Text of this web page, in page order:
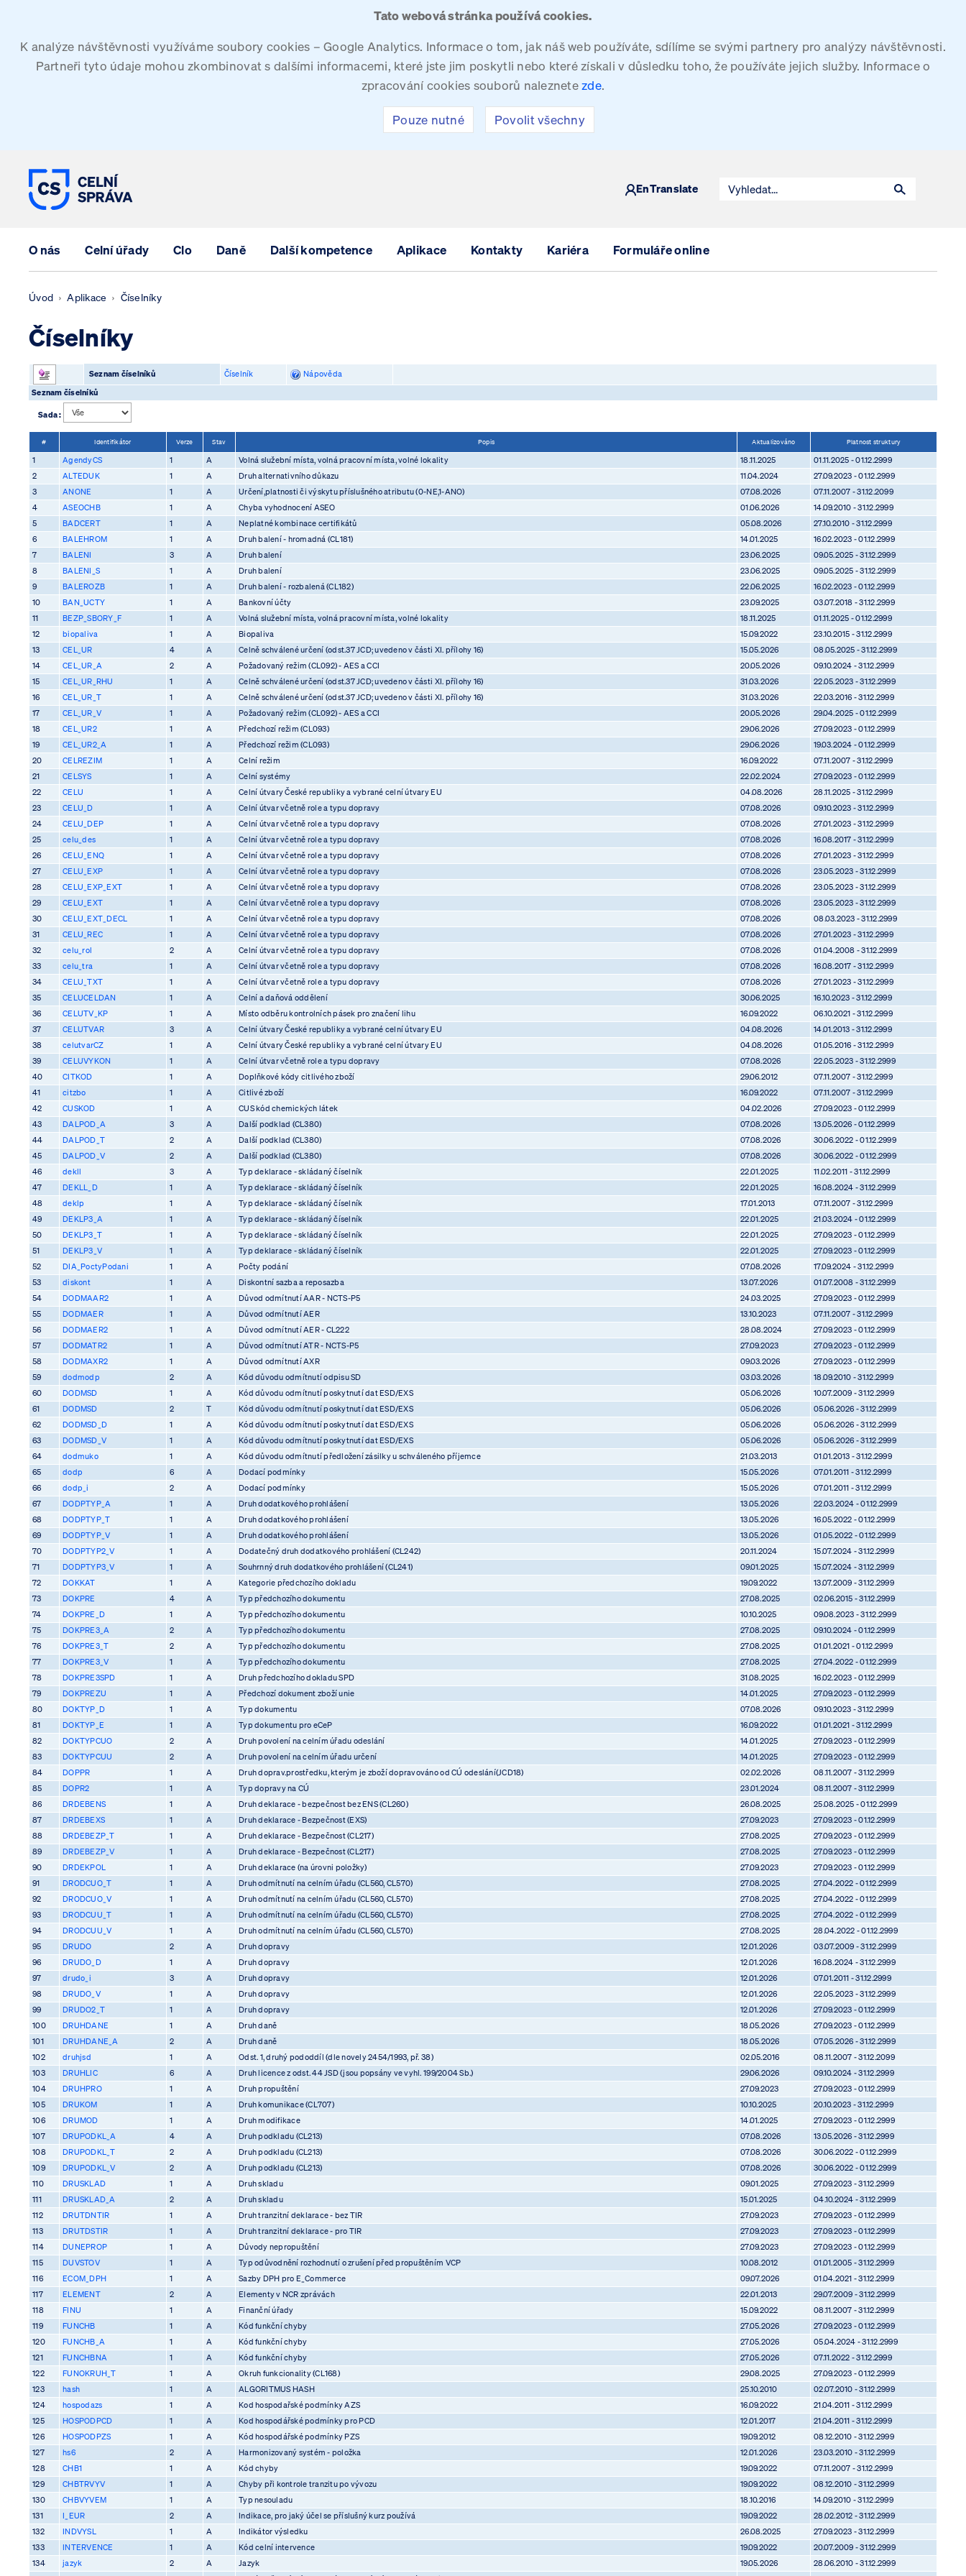
Tato webová stránka používá cookies.
K analýze návštěvnosti využíváme soubory cookies – Google Analytics. Informace o tom, jak náš web používáte, sdílíme se svými partnery pro analýzy návštěvnosti.
Partneři tyto údaje mohou zkombinovat s dalšími informacemi, které jste jim poskytli nebo které získali v důsledku toho, že používáte jejich služby. Informace o
zpracování cookies souborů naleznetezde.
Pouze nutné Povolit všechny
EnTranslate
O nás Celní úřady Clo Daně Další kompetence Aplikace Kontakty Kariéra Formuláře online
Úvod Aplikace Číselníky
Číselníky
Seznam číselníků Číselník
Nápověda
Seznam číselníků
Sada :
# Identifikátor Verze Stav Popis Aktualizováno Platnost struktury
1 AgendyCS 1 A Volná služební místa, volná pracovní místa, volné lokality 18.11.2025
01.11.2025 - 01.12.2999
2
ALTEDUK 1 A Druh alternativního důkazu 11.04.2024
27.09.2023 - 01.12.2999
3
ANONE 1 A Určení,platnosti či výskytu příslušného atributu (0-NE,1-ANO) 07.08.2026
07.11.2007 - 31.12.2099
4
ASEOCHB 1 A Chyba vyhodnocení ASEO 01.06.2026
14.09.2010 - 31.12.2999
5
BADCERT 1 A Neplatné kombinace certifikátů 05.08.2026
27.10.2010 - 31.12.2999
6
BALEHROM 1 A Druh balení - hromadná (CL181) 14.01.2025
16.02.2023 - 01.12.2999
7
BALENI 3 A Druh balení 23.06.2025
09.05.2025 - 31.12.2999
8
BALENI_S 1 A Druh balení 23.06.2025
09.05.2025 - 31.12.2999
9
BALEROZB 1 A Druh balení - rozbalená (CL182) 22.06.2025
16.02.2023 - 01.12.2999
10
BAN_UCTY 1 A Bankovní účty 23.09.2025
03.07.2018 - 31.12.2999
11
BEZP_SBORY_F 1 A Volná služební místa, volná pracovní místa, volné lokality 18.11.2025
01.11.2025 - 01.12.2999
12
biopaliva 1 A Biopaliva 15.09.2022
23.10.2015 - 31.12.2999
13
CEL_UR 4 A Celně schválené určení (odst.37 JCD; uvedeno v části XI. přílohy 16) 15.05.2026
08.05.2025 - 31.12.2999
14
CEL_UR_A 2 A Požadovaný režim (CL092) - AES a CCI 20.05.2026
09.10.2024 - 31.12.2999
15
CEL_UR_RHU 1 A Celně schválené určení (odst.37 JCD; uvedeno v části XI. přílohy 16) 31.03.2026
22.05.2023 - 31.12.2999
16
CEL_UR_T 1 A Celně schválené určení (odst.37 JCD; uvedeno v části XI. přílohy 16) 31.03.2026
22.03.2016 - 31.12.2999
17
CEL_UR_V 1 A Požadovaný režim (CL092) - AES a CCI 20.05.2026
29.04.2025 - 01.12.2999
18
CEL_UR2 1 A Předchozí režim (CL093) 29.06.2026
27.09.2023 - 01.12.2999
19
CEL_UR2_A 1 A Předchozí režim (CL093) 29.06.2026
19.03.2024 - 01.12.2999
20
CELREZIM 1 A Celní režim 16.09.2022
07.11.2007 - 31.12.2999
21
CELSYS 1 A Celní systémy 22.02.2024
27.09.2023 - 01.12.2999
22
CELU 1 A Celní útvary České republiky a vybrané celní útvary EU 04.08.2026
28.11.2025 - 31.12.2999
23
CELU_D 1 A Celní útvar včetně role a typu dopravy 07.08.2026
09.10.2023 - 31.12.2999
24
CELU_DEP 1 A Celní útvar včetně role a typu dopravy 07.08.2026
27.01.2023 - 31.12.2999
25
celu_des 1 A Celní útvar včetně role a typu dopravy 07.08.2026
16.08.2017 - 31.12.2999
26
CELU_ENQ 1 A Celní útvar včetně role a typu dopravy 07.08.2026
27.01.2023 - 31.12.2999
27
CELU_EXP 1 A Celní útvar včetně role a typu dopravy 07.08.2026
23.05.2023 - 31.12.2999
28
CELU_EXP_EXT 1 A Celní útvar včetně role a typu dopravy 07.08.2026
23.05.2023 - 31.12.2999
29
CELU_EXT 1 A Celní útvar včetně role a typu dopravy 07.08.2026
23.05.2023 - 31.12.2999
30
CELU_EXT_DECL 1 A Celní útvar včetně role a typu dopravy 07.08.2026
08.03.2023 - 31.12.2999
31
CELU_REC 1 A Celní útvar včetně role a typu dopravy 07.08.2026
27.01.2023 - 31.12.2999
32
celu_rol 2 A Celní útvar včetně role a typu dopravy 07.08.2026
01.04.2008 - 31.12.2999
33
celu_tra 1 A Celní útvar včetně role a typu dopravy 07.08.2026
16.08.2017 - 31.12.2999
34
CELU_TXT 1 A Celní útvar včetně role a typu dopravy 07.08.2026
27.01.2023 - 31.12.2999
35
CELUCELDAN 1 A Celní a daňová oddělení 30.06.2025
16.10.2023 - 31.12.2999
36
CELUTV_KP 1 A Místo odběru kontrolních pásek pro značení lihu 16.09.2022
06.10.2021 - 31.12.2999
37
CELUTVAR 3 A Celní útvary České republiky a vybrané celní útvary EU 04.08.2026
14.01.2013 - 31.12.2999
38
celutvarCZ 1 A Celní útvary České republiky a vybrané celní útvary EU 04.08.2026
01.05.2016 - 31.12.2999
39
CELUVYKON 1 A Celní útvar včetně role a typu dopravy 07.08.2026
22.05.2023 - 31.12.2999
40
CITKOD 1 A Doplňkové kódy citlivého zboží 29.06.2012
07.11.2007 - 31.12.2999
41
citzbo 1 A Citlivé zboží 16.09.2022
07.11.2007 - 31.12.2999
42
CUSKOD 1 A CUS kód chemických látek 04.02.2026
27.09.2023 - 01.12.2999
43
DALPOD_A 3 A Další podklad (CL380) 07.08.2026
13.05.2026 - 01.12.2999
44
DALPOD_T 2 A Další podklad (CL380) 07.08.2026
30.06.2022 - 01.12.2999
45
DALPOD_V 2 A Další podklad (CL380) 07.08.2026
30.06.2022 - 01.12.2999
46
dekll 3 A Typ deklarace - skládaný číselník 22.01.2025
11.02.2011 - 31.12.2999
47
DEKLL_D 1 A Typ deklarace - skládaný číselník 22.01.2025
16.08.2024 - 31.12.2999
48
deklp 1 A Typ deklarace - skládaný číselník 17.01.2013
07.11.2007 - 31.12.2999
49
DEKLP3_A 1 A Typ deklarace - skládaný číselník 22.01.2025
21.03.2024 - 01.12.2999
50
DEKLP3_T 1 A Typ deklarace - skládaný číselník 22.01.2025
27.09.2023 - 01.12.2999
51
DEKLP3_V 1 A Typ deklarace - skládaný číselník 22.01.2025
27.09.2023 - 01.12.2999
52
DIA_PoctyPodani 1 A Počty podání 07.08.2026
17.09.2024 - 31.12.2999
53
diskont 1 A Diskontní sazba a reposazba 13.07.2026
01.07.2008 - 31.12.2999
54
DODMAAR2 1 A Důvod odmítnutí AAR - NCTS-P5 24.03.2025
27.09.2023 - 01.12.2999
55
DODMAER 1 A Důvod odmítnutí AER 13.10.2023
07.11.2007 - 31.12.2999
56
DODMAER2 1 A Důvod odmítnutí AER - CL222 28.08.2024
27.09.2023 - 01.12.2999
57
DODMATR2 1 A Důvod odmítnutí ATR - NCTS-P5 27.09.2023
27.09.2023 - 01.12.2999
58
DODMAXR2 1 A Důvod odmítnutí AXR 09.03.2026
27.09.2023 - 01.12.2999
59
dodmodp 2 A Kód důvodu odmítnutí odpisu SD 03.03.2026
18.09.2010 - 31.12.2999
60
DODMSD 1 A Kód důvodu odmítnutí poskytnutí dat ESD/EXS 05.06.2026
10.07.2009 - 31.12.2999
61
DODMSD 2 T Kód důvodu odmítnutí poskytnutí dat ESD/EXS 05.06.2026
05.06.2026 - 31.12.2999
62
DODMSD_D 1 A Kód důvodu odmítnutí poskytnutí dat ESD/EXS 05.06.2026
05.06.2026 - 31.12.2999
63
DODMSD_V 1 A Kód důvodu odmítnutí poskytnutí dat ESD/EXS 05.06.2026
05.06.2026 - 31.12.2999
64
dodmuko 1 A Kód důvodu odmítnutí předložení zásilky u schváleného příjemce 21.03.2013
01.01.2013 - 31.12.2999
65
dodp 6 A Dodací podmínky 15.05.2026
07.01.2011 - 31.12.2999
66
dodp_i 2 A Dodací podmínky 15.05.2026
07.01.2011 - 31.12.2999
67
DODPTYP_A 1 A Druh dodatkového prohlášení 13.05.2026
22.03.2024 - 01.12.2999
68
DODPTYP_T 1 A Druh dodatkového prohlášení 13.05.2026
16.05.2022 - 01.12.2999
69
DODPTYP_V 1 A Druh dodatkového prohlášení 13.05.2026
01.05.2022 - 01.12.2999
70
DODPTYP2_V 1 A Dodatečný druh dodatkového prohlášení (CL242) 20.11.2024
15.07.2024 - 31.12.2999
71
DODPTYP3_V 1 A Souhrnný druh dodatkového prohlášení (CL241) 09.01.2025
15.07.2024 - 31.12.2999
72
DOKKAT 1 A Kategorie předchozího dokladu 19.09.2022
13.07.2009 - 31.12.2999
73
DOKPRE 4 A Typ předchozího dokumentu 27.08.2025
02.06.2015 - 31.12.2999
74
DOKPRE_D 1 A Typ předchozího dokumentu 10.10.2025
09.08.2023 - 31.12.2999
75
DOKPRE3_A 2 A Typ předchozího dokumentu 27.08.2025
09.10.2024 - 01.12.2999
76
DOKPRE3_T 2 A Typ předchozího dokumentu 27.08.2025
01.01.2021 - 01.12.2999
77
DOKPRE3_V 1 A Typ předchozího dokumentu 27.08.2025
27.04.2022 - 01.12.2999
78
DOKPRE3SPD 1 A Druh předchozího dokladu SPD 31.08.2025
16.02.2023 - 01.12.2999
79
DOKPREZU 1 A Předchozí dokument zboží unie 14.01.2025
27.09.2023 - 01.12.2999
80
DOKTYP_D 1 A Typ dokumentu 07.08.2026
09.10.2023 - 31.12.2999
81
DOKTYP_E 1 A Typ dokumentu pro eCeP 16.09.2022
01.01.2021 - 31.12.2999
82
DOKTYPCUO 2 A Druh povolení na celním úřadu odeslání 14.01.2025
27.09.2023 - 01.12.2999
83
DOKTYPCUU 2 A Druh povolení na celním úřadu určení 14.01.2025
27.09.2023 - 01.12.2999
84
DOPPR 1 A Druh doprav.prostředku, kterým je zboží dopravováno od CÚ odeslání(JCD18) 02.02.2026
08.11.2007 - 31.12.2999
85
DOPR2 1 A Typ dopravy na CÚ 23.01.2024
08.11.2007 - 31.12.2999
86
DRDEBENS 1 A Druh deklarace - bezpečnost bez ENS (CL260) 26.08.2025
25.08.2025 - 01.12.2999
87
DRDEBEXS 1 A Druh deklarace - Bezpečnost (EXS) 27.09.2023
27.09.2023 - 01.12.2999
88
DRDEBEZP_T 1 A Druh deklarace - Bezpečnost (CL217) 27.08.2025
27.09.2023 - 01.12.2999
89
DRDEBEZP_V 1 A Druh deklarace - Bezpečnost (CL217) 27.08.2025
27.09.2023 - 01.12.2999
90
DRDEKPOL 1 A Druh deklarace (na úrovni položky) 27.09.2023
27.09.2023 - 01.12.2999
91
DRODCUO_T 1 A Druh odmítnutí na celním úřadu (CL560, CL570) 27.08.2025
27.04.2022 - 01.12.2999
92
DRODCUO_V 1 A Druh odmítnutí na celním úřadu (CL560, CL570) 27.08.2025
27.04.2022 - 01.12.2999
93
DRODCUU_T 1 A Druh odmítnutí na celním úřadu (CL560, CL570) 27.08.2025
27.04.2022 - 01.12.2999
94
DRODCUU_V 1 A Druh odmítnutí na celním úřadu (CL560, CL570) 27.08.2025
28.04.2022 - 01.12.2999
95
DRUDO 2 A Druh dopravy 12.01.2026
03.07.2009 - 31.12.2999
96
DRUDO_D 1 A Druh dopravy 12.01.2026
16.08.2024 - 31.12.2999
97
drudo_i 3 A Druh dopravy 12.01.2026
07.01.2011 - 31.12.2999
98
DRUDO_V 1 A Druh dopravy 12.01.2026
22.05.2023 - 31.12.2999
99
DRUDO2_T 1 A Druh dopravy 12.01.2026
27.09.2023 - 01.12.2999
100
DRUHDANE 1 A Druh daně 18.05.2026
27.09.2023 - 01.12.2999
101
DRUHDANE_A 2 A Druh daně 18.05.2026
07.05.2026 - 31.12.2999
102
druhjsd 1 A Odst. 1, druhý pododdíl (dle novely 2454/1993, př. 38) 02.05.2016
08.11.2007 - 31.12.2099
103
DRUHLIC 6 A Druh licence z odst. 44 JSD (jsou popsány ve vyhl. 199/2004 Sb.) 29.06.2026
09.10.2024 - 31.12.2999
104
DRUHPRO 1 A Druh propuštění 27.09.2023
27.09.2023 - 01.12.2999
105
DRUKOM 1 A Druh komunikace (CL707) 10.10.2025
20.10.2023 - 31.12.2999
106
DRUMOD 1 A Druh modifikace 14.01.2025
27.09.2023 - 01.12.2999
107
DRUPODKL_A 4 A Druh podkladu (CL213) 07.08.2026
13.05.2026 - 31.12.2999
108
DRUPODKL_T 2 A Druh podkladu (CL213) 07.08.2026
30.06.2022 - 01.12.2999
109
DRUPODKL_V 2 A Druh podkladu (CL213) 07.08.2026
30.06.2022 - 01.12.2999
110
DRUSKLAD 1 A Druh skladu 09.01.2025
27.09.2023 - 31.12.2999
111
DRUSKLAD_A 2 A Druh skladu 15.01.2025
04.10.2024 - 31.12.2999
112
DRUTDNTIR 1 A Druh tranzitní deklarace - bez TIR 27.09.2023
27.09.2023 - 01.12.2999
113
DRUTDSTIR 1 A Druh tranzitní deklarace - pro TIR 27.09.2023
27.09.2023 - 01.12.2999
114
DUNEPROP 1 A Důvody nepropuštění 27.09.2023
27.09.2023 - 01.12.2999
115
DUVSTOV 1 A Typ odůvodnění rozhodnutí o zrušení před propuštěním VCP 10.08.2012
01.01.2005 - 31.12.2999
116
ECOM_DPH 1 A Sazby DPH pro E_Commerce 09.07.2026
01.04.2021 - 31.12.2999
117
ELEMENT 2 A Elementy v NCR zprávách 22.01.2013
29.07.2009 - 31.12.2999
118
FINU 1 A Finanční úřady 15.09.2022
08.11.2007 - 31.12.2999
119
FUNCHB 1 A Kód funkční chyby 27.05.2026
27.09.2023 - 01.12.2999
120
FUNCHB_A 1 A Kód funkční chyby 27.05.2026
05.04.2024 - 31.12.2999
121
FUNCHBNA 1 A Kód funkční chyby 27.05.2026
07.11.2022 - 31.12.2999
122
FUNOKRUH_T 1 A Okruh funkcionality (CL168) 29.08.2025
27.09.2023 - 01.12.2999
123
hash 1 A ALGORITMUS HASH 25.10.2010
02.07.2010 - 31.12.2999
124
hospodazs 1 A Kod hospodařské podmínky AZS 16.09.2022
21.04.2011 - 31.12.2999
125
HOSPODPCD 1 A Kod hospodářské podmínky pro PCD 12.01.2017
21.04.2011 - 31.12.2999
126
HOSPODPZS 1 A Kód hospodářské podmínky PZS 19.09.2012
08.12.2010 - 31.12.2999
127
hs6 2 A Harmonizovaný systém - položka 12.01.2026
23.03.2010 - 31.12.2999
128
CHB1 1 A Kód chyby 19.09.2022
07.11.2007 - 31.12.2999
129
CHBTRVYV 1 A Chyby při kontrole tranzitu po vývozu 19.09.2022
08.12.2010 - 31.12.2999
130
CHBVYVEM 1 A Typ nesouladu 18.10.2016
14.09.2010 - 31.12.2999
131
I_EUR 2 A Indikace, pro jaký účel se příslušný kurz používá 19.09.2022
28.02.2012 - 31.12.2999
132
INDVYSL 1 A Indikátor výsledku 26.08.2025
27.09.2023 - 31.12.2999
133
INTERVENCE 1 A Kód celní intervence 19.09.2022
20.07.2009 - 31.12.2999
134
jazyk 2 A Jazyk 19.05.2026
28.06.2010 - 31.12.2999